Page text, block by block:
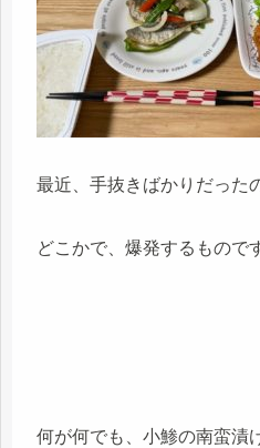
最近、手抜きばかりだった
どこかで、爆発するもので
何が何でも、小鯵の南蛮漬